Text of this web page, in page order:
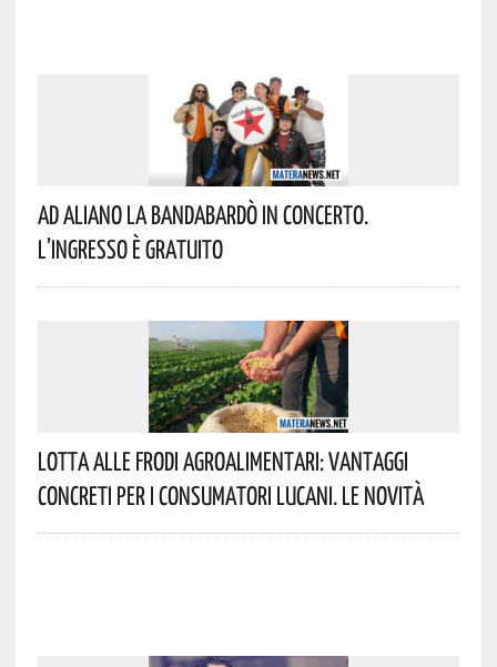
Ad Aliano La Bandabardò In Concerto.
L’ingresso È Gratuito
Lotta Alle Frodi Agroalimentari: Vantaggi
Concreti Per I Consumatori Lucani. Le Novità